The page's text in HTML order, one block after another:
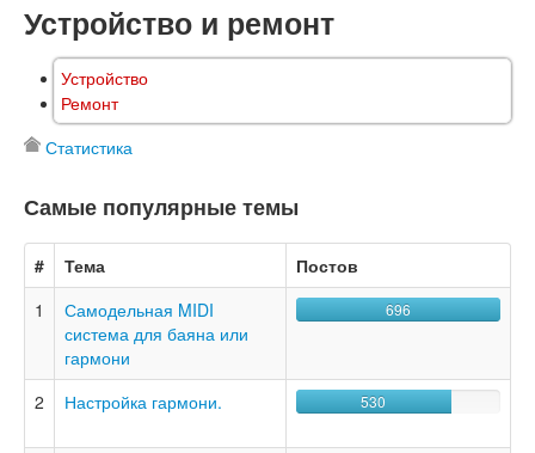
Устройство и ремонт
Устройство
Ремонт
Статистика
Самые популярные темы
# Тема
Постов
1
Самодельная MIDI
система для баяна или
гармони
696
2 Настройка гармони. 530